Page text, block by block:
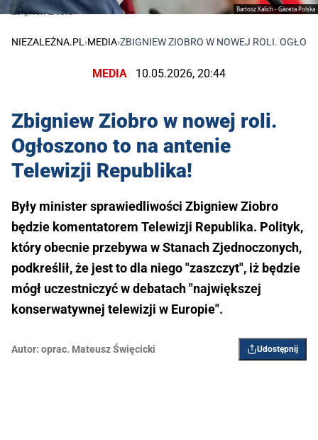
Bartosz Kalich - Gazeta Polska
Zbigniew Ziobro
NIEZALEŻNA.PL ›MEDIA›ZBIGNIEW ZIOBRO W NOWEJ ROLI.
MEDIA 10.05.2026, 20:44
Zbigniew Ziobro w nowej roli.
Ogłoszono to na antenie
Telewizji Republika!
Były minister sprawiedliwości Zbigniew Ziobro
będzie komentatorem Telewizji Republika. Polityk,
który obecnie przebywa w Stanach Zjednoczonych,
podkreślił, że jest to dla niego "zaszczyt", iż będzie
mógł uczestniczyć w debatach "największej
konserwatywnej telewizji w Europie".
Autor: oprac. Mateusz Święcicki Udostępnij